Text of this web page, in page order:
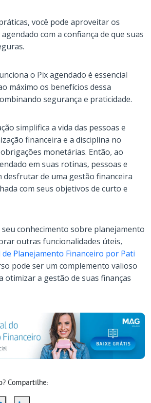
você pode aproveitar os
com a confiança de que suas
o Pix agendado é essencial
máximo os benefícios dessa
segurança e praticidade.
simplifica a vida das pessoas e
financeira e a disciplina no
monetárias. Então, ao
em suas rotinas, pessoas e
desfrutar de uma gestão financeira
com seus objetivos de curto e
conhecimento sobre planejamento
outras funcionalidades úteis,
Planejamento Financeiro por Pati
pode ser um complemento valioso
otimizar a gestão de suas finanças
Compartilhe: